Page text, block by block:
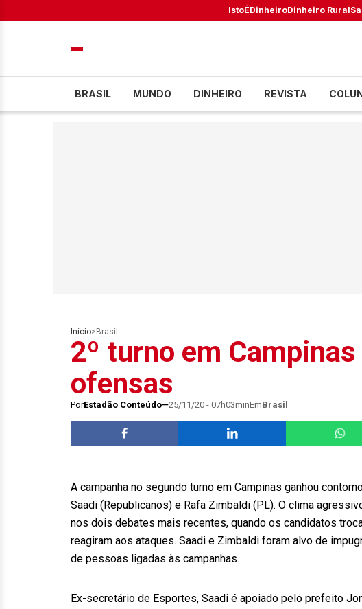
IstoÉDinheiroDinheiro Rural
BRASIL MUNDO DINHEIRO REVISTA
Início> Brasil
2º turno em
ofensas
PorEstadão Conteúdo 25/11/20 - 07h03minEmBrasil
A campanha no segundo turno em Campinas ganhou
Saadi (Republicanos) e Rafa Zimbaldi (PL). O clima
nos dois debates mais recentes, quando os candidatos
reagiram aos ataques. Saadi e Zimbaldi foram alvo de
de pessoas ligadas às campanhas.
Ex-secretário de Esportes, Saadi é apoiado pelo prefeito